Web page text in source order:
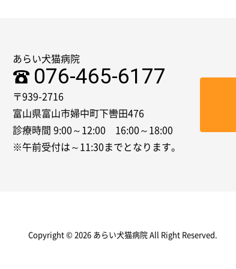
あらい犬猫病院
076-465-6177
〒939-2716
富山県富山市婦中町下轡田476
診療時間 9:00～12:00 16:00～18:00
※午前受付は～11:30までとなります。
Copyright © 2026 あらい犬猫病院 All Right Reserved.